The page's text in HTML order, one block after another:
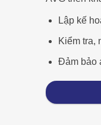
Lập kế
Kiểm tra,
Đảm bảo